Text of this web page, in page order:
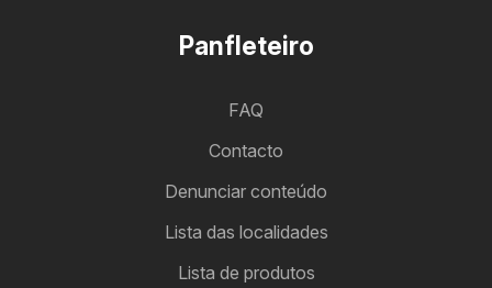
Panfleteiro
FAQ
Contacto
Denunciar conteúdo
Lista das localidades
Lista de produtos